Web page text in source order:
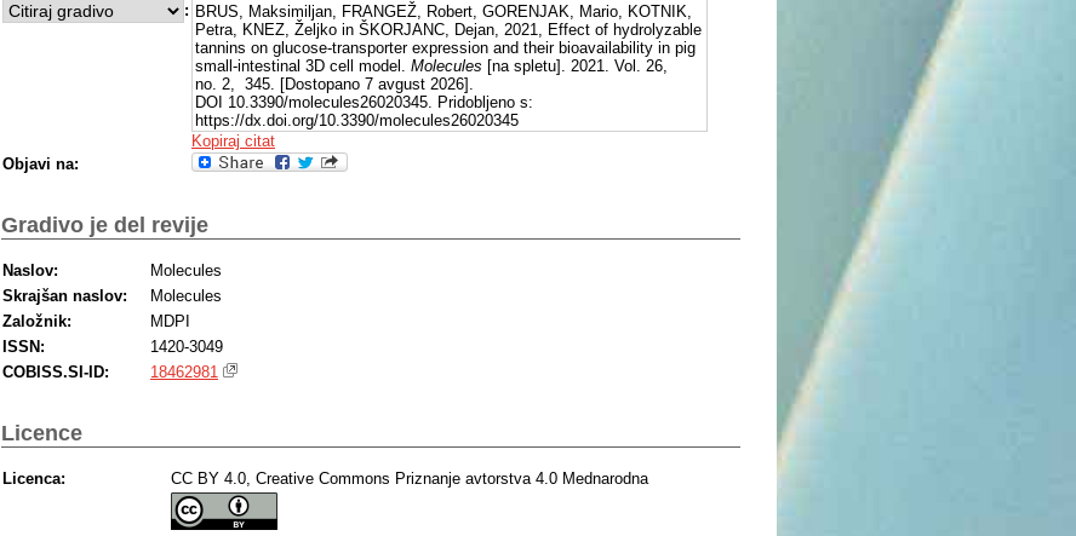
: BRUS, Maksimiljan, FRANGEŽ, Robert, GORENJAK, Mario, KOTNIK,
Petra, KNEZ, Željko in ŠKORJANC, Dejan, 2021, Effect of hydrolyzable
tannins on glucose-transporter expression and their bioavailability in pig
small-intestinal 3D cell model. Molecules [na spletu]. 2021. Vol. 26,
no. 2, 345. [Dostopano 7 avgust 2026].
DOI 10.3390/molecules26020345. Pridobljeno s:
https://dx.doi.org/10.3390/molecules26020345
Kopiraj citat
Objavi na:
Gradivo je del revije
Naslov:
Molecules
Skrajšan naslov:
Molecules
Založnik:
MDPI
ISSN:
1420-3049
COBISS.SI-ID:
18462981
Licence
Licenca: CC BY 4.0, Creative Commons Priznanje avtorstva 4.0 Mednarodna